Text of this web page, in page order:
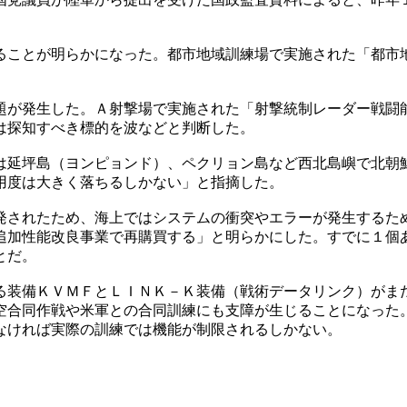
とが明らかになった。都市地域訓練場で実施された「都
発生した。Ａ射撃場で実施された「射撃統制レーダー戦
知すべき標的を波などと判断した。
坪島（ヨンピョンド）、ペクリョン島など西北島嶼で北
は大きく落ちるしかない」と指摘した。
れたため、海上ではシステムの衝突やエラーが発生する
性能改良事業で再購買する」と明らかにした。すでに１
。
備ＫＶＭＦとＬＩＮＫ－Ｋ装備（戦術データリンク）が
同作戦や米軍との合同訓練にも支障が生じることになっ
れば実際の訓練では機能が制限されるしかない。